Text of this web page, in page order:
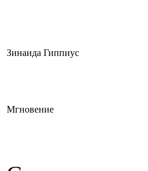
Зинаида Гиппиус
Мгновение